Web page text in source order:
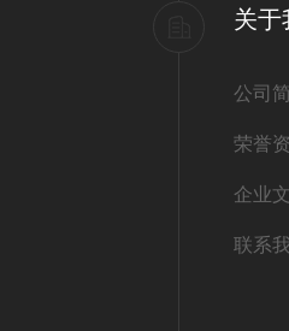
关于
公司
荣誉
企业
联系